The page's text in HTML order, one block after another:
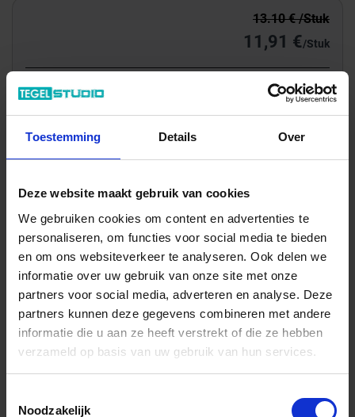
Toestemming Details Over
Deze website maakt gebruik van cookies
We gebruiken cookies om content en advertenties te
personaliseren, om functies voor social media te bieden
en om ons websiteverkeer te analyseren. Ook delen we
informatie over uw gebruik van onze site met onze
partners voor social media, adverteren en analyse. Deze
partners kunnen deze gegevens combineren met andere
informatie die u aan ze heeft verstrekt of die ze hebben
verzameld op basis van uw gebruik van hun services.
Noodzakelijk
13.10 € /Stuk
11,91 €/Stuk
Totale prijs / geleverde hoeveelheid
11,91 €
Wil je graag een afspraak?
Onze verkoopspecialisten staan graag voor je klaar: